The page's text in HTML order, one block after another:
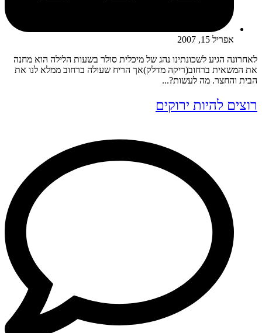
אפריל 15, 2007
לאחרונה הגיע לשכונתינו נהג של מיכלית סולר בשעות הלילה הוא מחנה
את המשאית ברחוב(ריקה מדלק)אך הריח שעולה ברחוב ממלא לנו את
הבית והחצר. מה לעשות?...
רוצים להיות ירוקים